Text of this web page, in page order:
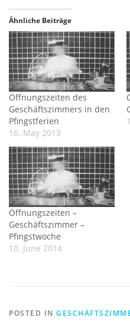
Ähnliche Beiträge
Öffnungszeiten des
Geschäftszimmers in den
Pfingstferien
16. May 2013
Öffnungszeiten –
Geschäftszimmer –
Pfingstwoche
10. June 2014
POSTED IN